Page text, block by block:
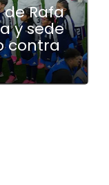
de Rafa
y sede
contra